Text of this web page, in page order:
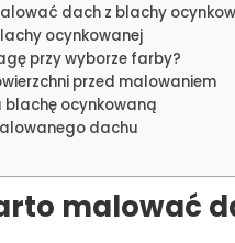
dach z blachy
ocynkowanej
przy wyborze farby?
przed malowaniem
ocynkowaną
dachu
malować